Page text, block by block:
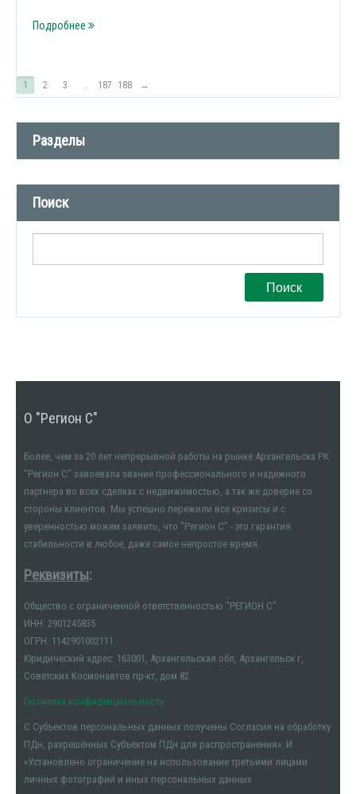
Подробнее
1 2 3 ... 187 188 →
Разделы
Новости компании (509)
СМИ о нас (1)
Поиск
Поиск
О "Регион С"
Более, чем за 20 лет непрерывной работы на рынке Архангельска РК
"Регион С" завоевала звание профессионального и надежного
партнера во всех сделках с недвижимостью, а так же доверие со
стороны клиентов. Мы успешно пережили все кризисы и с
уверенностью можем заявить, что "Регион С" - это гарантия
стабильности в любое, даже самое непростое время.
Реквизиты:
Общество с ограниченной ответственностью "РЕГИОН С"
ИНН: 2901245835
ОГРН: 1142901002111
Юридический адрес: 163001, Архангельская обл, Архангельск г,
Советских Космонавтов пр-кт, дом 82
Политика конфиденциальности
С Субъектов персональных данных получены Согласия на обработку
ПДн, разрешённых Субъектом ПДн для распространения». И
«Установлено ограничение на использование третьими лицами
личных фотографий и иных персональных данных